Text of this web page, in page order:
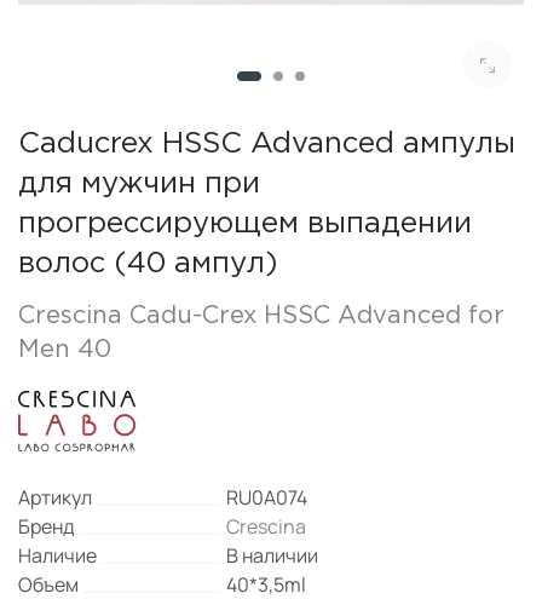
Caducrex HSSC Advanced ампулы
для мужчин при
прогрессирующем выпадении
волос (40 ампул)
Crescina Cadu-Сrex HSSC Advanced for
Men 40
Артикул
RU0A074
Бренд
Crescina
Наличие
В наличии
Объем
40*3,5ml